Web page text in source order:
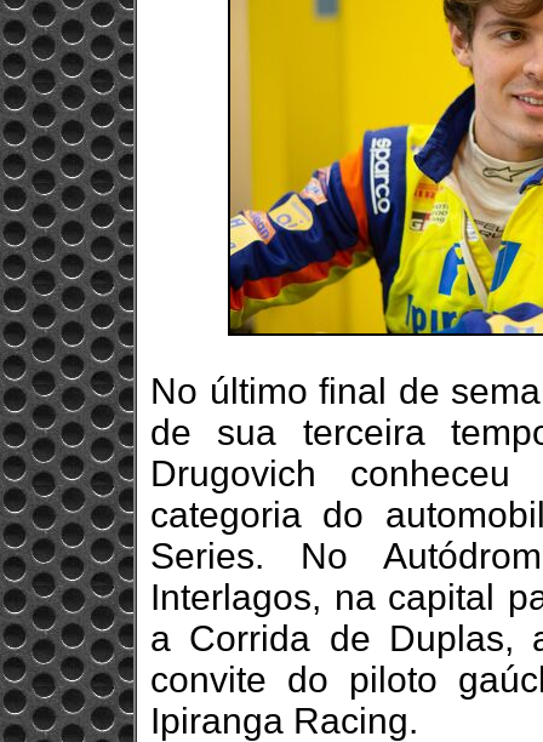
No último final de
de sua terceira
Drugovich
categoria do
Series. No
Interlagos, na capital
a Corrida de Duplas,
convite do piloto
Ipiranga Racing.